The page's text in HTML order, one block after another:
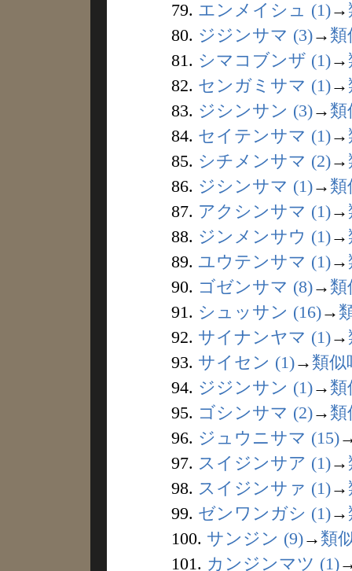
79. エンメイシュ (1)→
80. ジジンサマ (3)→ 類
81. シマコブンザ (1)→
82. センガミサマ (1)→
83. ジシンサン (3)→ 類
84. セイテンサマ (1)→
85. シチメンサマ (2)→
86. ジシンサマ (1)→ 類
87. アクシンサマ (1)→
88. ジンメンサウ (1)→
89. ユウテンサマ (1)→
90. ゴゼンサマ (8)→ 類
91. シュッサン (16)→
92. サイナンヤマ (1)→
93. サイセン (1)→ 類似
94. ジジンサン (1)→ 類
95. ゴシンサマ (2)→ 類
96. ジュウニサマ (15)
97. スイジンサア (1)→
98. スイジンサァ (1)→
99. ゼンワンガシ (1)→
100. サンジン (9)→ 類
101. カンジンマツ (1)